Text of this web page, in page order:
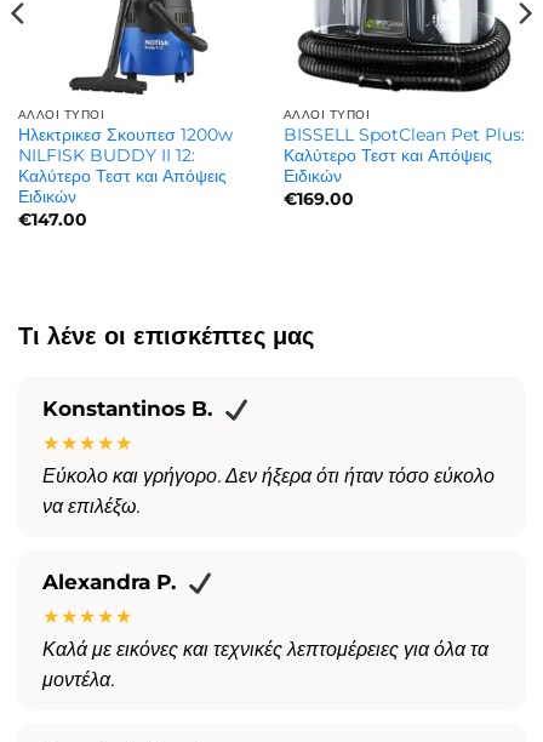
ΆΛΛΟΙ ΤΎΠΟΙ
Ηλεκτρικεσ Σκουπεσ 1200w
NILFISK BUDDY II 12:
Καλύτερο Τεστ και Απόψεις
Ειδικών
€147.00
ΆΛΛΟΙ ΤΎΠΟΙ
BISSELL SpotClean Pet Plus:
Καλύτερο Τεστ και Απόψεις
Ειδικών
€169.00
Τι λένε οι επισκέπτες μας
Konstantinos B.
★★★★★
Εύκολο και γρήγορο. Δεν ήξερα ότι ήταν τόσο εύκολο
να επιλέξω.
Alexandra P.
★★★★★
Καλά με εικόνες και τεχνικές λεπτομέρειες για όλα τα
μοντέλα.